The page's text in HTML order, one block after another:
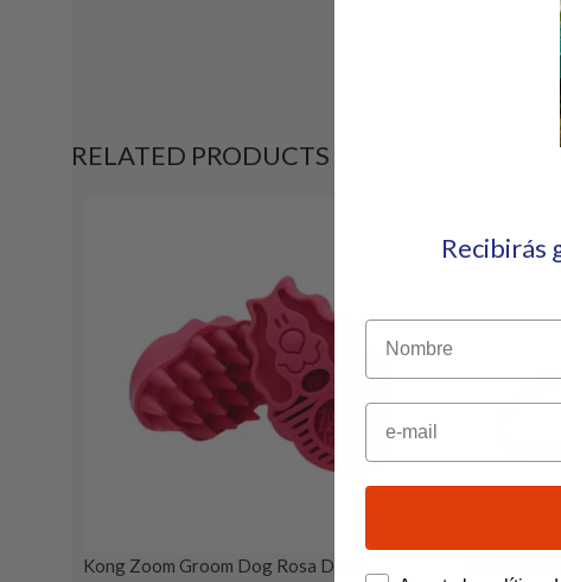
RELATED PRODUCTS
Kong Zoom Groom Dog Rosa Duro
Recibirás
Nombre
Email